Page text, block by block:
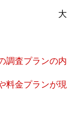
調査プランの内
料金プランが現